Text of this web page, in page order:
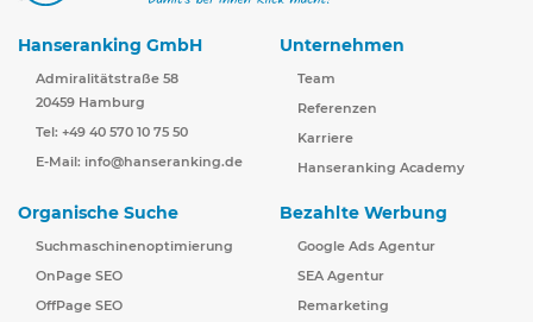
Hanseranking GmbH
Admiralitätstraße 58
20459 Hamburg
Tel: +49 40 570 10 75 50
E-Mail: info@hanseranking.de
Unternehmen
Team
Referenzen
Karriere
Hanseranking Academy
Organische Suche
Suchmaschinenoptimierung
OnPage SEO
OffPage SEO
Bezahlte Werbung
Google Ads Agentur
SEA Agentur
Remarketing